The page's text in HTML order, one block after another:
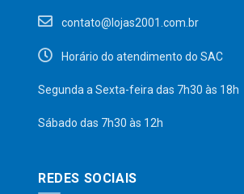
contato@lojas2001.com.br
Horário do atendimento do SAC
Segunda a Sexta-feira das 7h30 às 18h
Sábado das 7h30 às 12h
REDES SOCIAIS